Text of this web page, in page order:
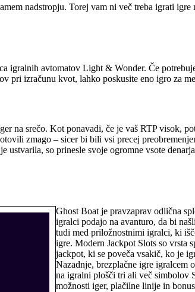
nadstropju. Torej vam ni več treba igrati
avtomatov Light & Wonder. Če
pri izračunu kvot, lahko poskusite eno igro za
srečo. Kot ponavadi, če je vaš RTP visok,
zmago – sicer bi bili vsi precej
so prinesle svoje ogromne vsote
Ghost Boat je pravzaprav odlična
igralci podajo na avanturo, da bi
tudi med priložnostnimi igralci, ki
igre. Modern Jackpot Slots so vrsta
jackpot, ki se poveča vsakič, ko je
Nazadnje, brezplačne igre igralcem
na igralni plošči tri ali več simbolov
možnosti iger, plačilne linije in